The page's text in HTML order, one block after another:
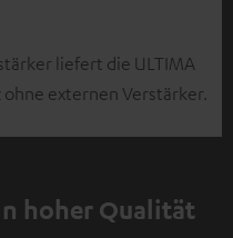
liefert die ULTIMA
ohne externen Verstärker.
hoher Qualität